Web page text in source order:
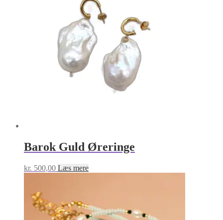
Barok Guld Øreringe
kr. 500,00 Læs mere